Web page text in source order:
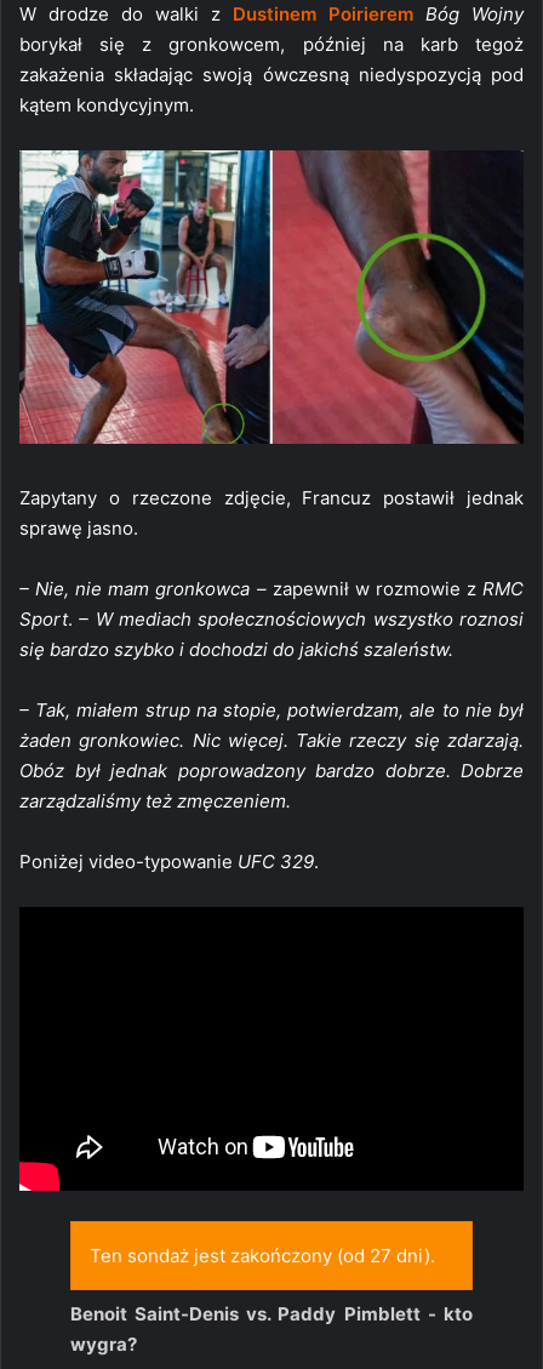
W drodze do walki z Dustinem Poirierem Bóg Wojny
borykał się z gronkowcem, później na karb tegoż
zakażenia składając swoją ówczesną niedyspozycją pod
kątem kondycyjnym.
Zapytany o rzeczone zdjęcie, Francuz postawił jednak
sprawę jasno.
– Nie, nie mam gronkowca –zapewnił w rozmowie z RMC
Sport.– W mediach społecznościowych wszystko roznosi
się bardzo szybko i dochodzi do jakichś szaleństw.
– Tak, miałem strup na stopie, potwierdzam, ale to nie był
żaden gronkowiec. Nic więcej. Takie rzeczy się zdarzają.
Obóz był jednak poprowadzony bardzo dobrze. Dobrze
zarządzaliśmy też zmęczeniem.
Poniżej video-typowanie UFC 329.
Ten sondaż jest zakończony (od 27 dni).
Benoit Saint-Denis vs. Paddy Pimblett - kto
wygra?